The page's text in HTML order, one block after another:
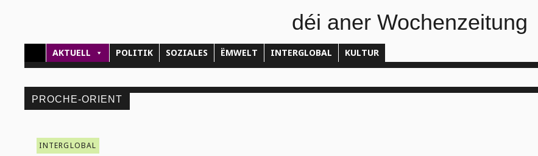
déi aner Wochenzeitung
AKTUELL POLITIK SOZIALES ËMWELT INTERGLOBAL KULTUR
PROCHE-ORIENT
INTERGLOBAL